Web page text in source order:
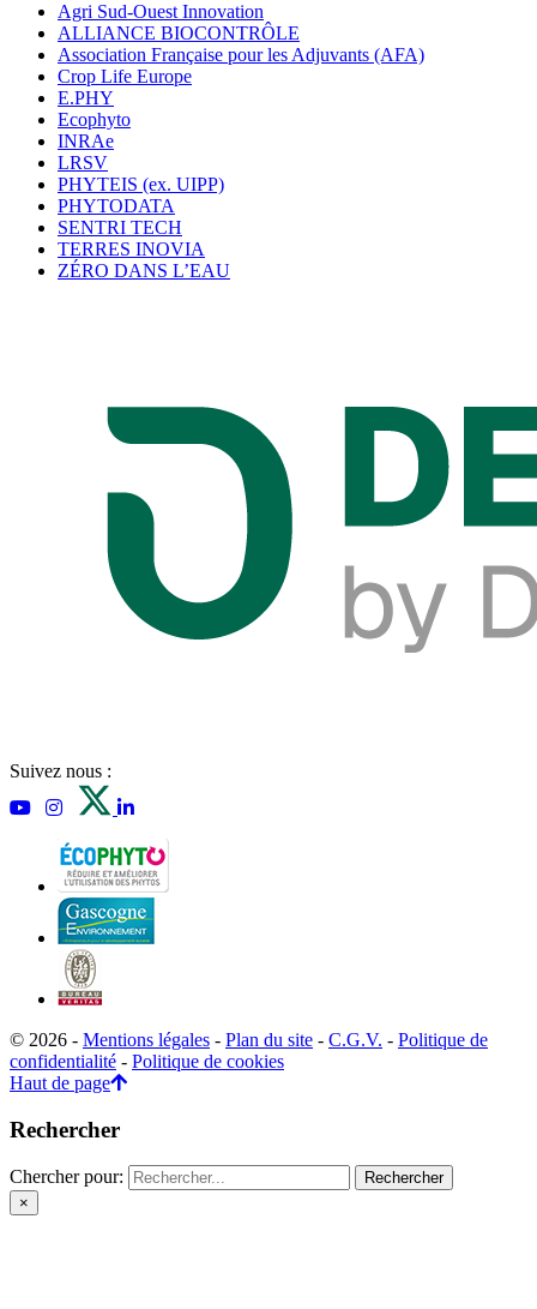
Agri Sud-Ouest Innovation
ALLIANCE BIOCONTRÔLE
Association Française pour les Adjuvants (AFA)
Crop Life Europe
E.PHY
Ecophyto
INRAe
LRSV
PHYTEIS (ex. UIPP)
PHYTODATA
SENTRI TECH
TERRES INOVIA
ZÉRO DANS L’EAU
Suivez nous :
© 2026 - Mentions légales - Plan du site - C.G.V. - Politique de
confidentialité - Politique de cookies
Haut de page
Rechercher
Chercher pour:
×